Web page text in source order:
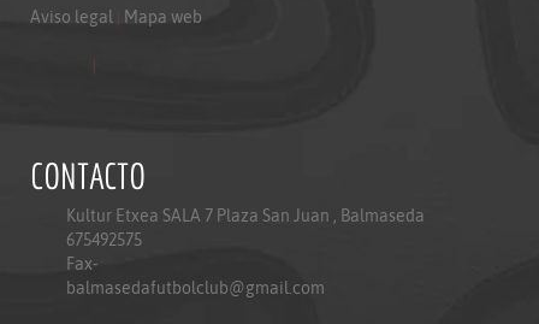
Aviso legal Mapa web
CONTACTO
Kultur Etxea SALA 7 Plaza San Juan , Balmaseda
675492575
Fax-
balmasedafutbolclub@gmail.com